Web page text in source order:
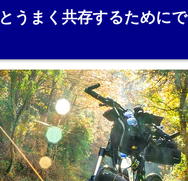
うまく共存するためにで